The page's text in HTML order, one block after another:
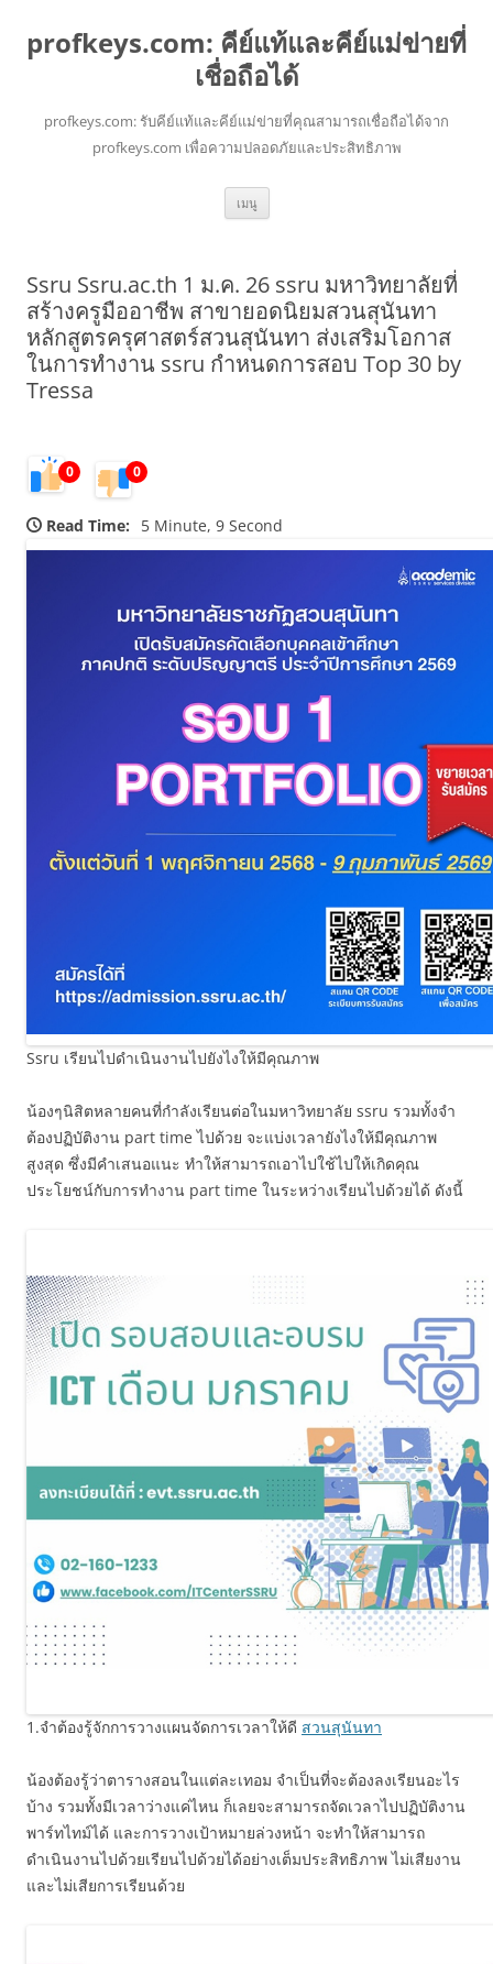
profkeys.com: คีย์แท้และคีย์แม่ข่ายที่
เชื่อถือได้
profkeys.com: รับคีย์แท้และคีย์แม่ข่ายที่คุณสามารถเชื่อถือได้จาก
profkeys.com เพื่อความปลอดภัยและประสิทธิภาพ
เมนู ข้าม
ยัง
Ssru Ssru.ac.th 1 ม.ค. 26 ssru มหาวิทยาลัยที่
สร้างครูมืออาชีพ สาขายอดนิยมสวนสุนันทา
หลักสูตรครุศาสตร์สวนสุนันทา ส่งเสริมโอกาส
ในการทำงาน ssru กำหนดการสอบ Top 30 by
Tressa
0 0
Read Time: 5 Minute, 9 Second
Ssru เรียนไปดำเนินงานไปยังไงให้มีคุณภาพ
น้องๆนิสิตหลายคนที่กำลังเรียนต่อในมหาวิทยาลัย ssru รวมทั้งจำ
ต้องปฏิบัติงาน part time ไปด้วย จะแบ่งเวลายังไงให้มีคุณภาพ
สูงสุด ซึ่งมีคำเสนอแนะ ทำให้สามารถเอาไปใช้ไปให้เกิดคุณ
ประโยชน์กับการทำงาน part time ในระหว่างเรียนไปด้วยได้ ดังนี้
1.จำต้องรู้จักการวางแผนจัดการเวลาให้ดี สวนสุนันทา
น้องต้องรู้ว่าตารางสอนในแต่ละเทอม จำเป็นที่จะต้องลงเรียนอะไร
บ้าง รวมทั้งมีเวลาว่างแค่ไหน ก็เลยจะสามารถจัดเวลาไปปฏิบัติงาน
พาร์ทไทม์ได้ และการวางเป้าหมายล่วงหน้า จะทำให้สามารถ
ดำเนินงานไปด้วยเรียนไปด้วยได้อย่างเต็มประสิทธิภาพ ไม่เสียงาน
และไม่เสียการเรียนด้วย